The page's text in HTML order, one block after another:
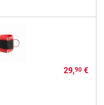
29,90€